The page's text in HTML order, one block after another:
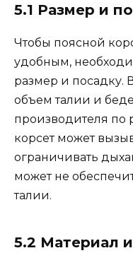
5.1 Размер и
Чтобы поясной
удобным,
размер и посадку.
объем талии и
производителя по
корсет может
ограничивать
может не
талии.
5.2 Материал